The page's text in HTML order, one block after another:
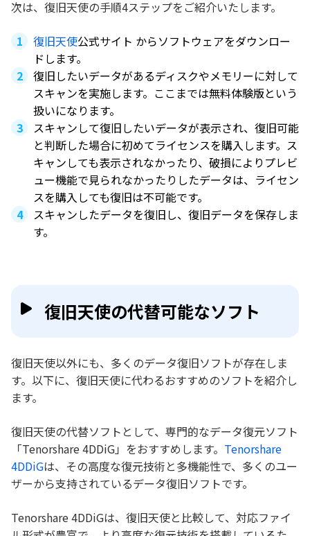
次は、復旧天使の手順4ステップをご紹介いたします。
復旧天使公式サイト からソフトウェアをダウンロー
ドします。
復旧したいデータがあるディスクやメモリーに対して
スキャンを実施します。ここまでは無料体験版という
扱いになります。
スキャンして復旧したいデータが表示され、復旧可能
と判断した場合に初めてライセンスを購入します。ス
キャンしても表示されなかったり、破損によりプレビ
ュー機能で見られなかったりしたデータは、ライセン
スを購入しても復旧は不可能です。
スキャンしたデータを復旧し、復旧データを保存しま
す。
復旧天使の代替可能なソフト
復旧天使以外にも、多くのデータ復旧ソフトが存在しま
す。以下に、復旧天使に代わるおすすめのソフトを紹介し
ます。
復旧天使の代替ソフトとして、専門的なデータ復元ソフト
「Tenorshare 4DDiG」をおすすめします。 Tenorshare
4DDiGは、その高度な復元技術と多機能性で、多くのユー
ザーから支持されているデータ復旧ソフトです。
Tenorshare 4DDiGは、復旧天使と比較して、対応ファイ